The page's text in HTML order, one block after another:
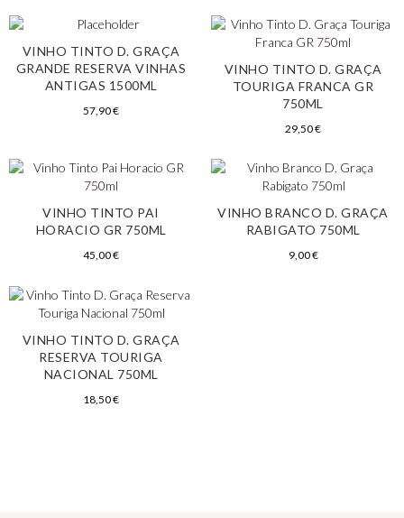
VINHO TINTO D. GRAÇA
GRANDE RESERVA VINHAS
ANTIGAS 1500ML
57,90€
VINHO TINTO D. GRAÇA
TOURIGA FRANCA GR
750ML
29,50€
VINHO TINTO PAI
HORACIO GR 750ML
45,00€
VINHO BRANCO D. GRAÇA
RABIGATO 750ML
9,00€
VINHO TINTO D. GRAÇA
RESERVA TOURIGA
NACIONAL 750ML
18,50€